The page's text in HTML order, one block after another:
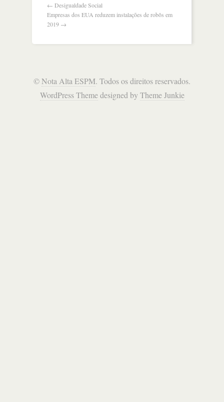
← Desigualdade Social
Empresas dos EUA reduzem instalações de robôs em
2019 →
©Nota Alta ESPM. Todos os direitos reservados.
WordPress Themedesigned by Theme Junkie